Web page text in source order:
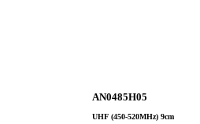
AN0485H05
UHF (450-520MHz) 9cm